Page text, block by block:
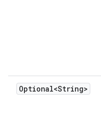
Optional<String>